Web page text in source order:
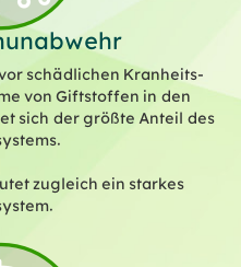
schädlichen Kranheits-
von Giftstoffen in den
sich der größte Anteil des
zugleich ein starkes